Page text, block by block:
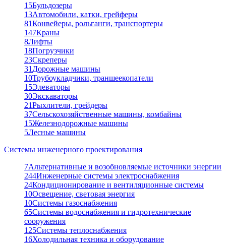
15Бульдозеры
13Автомобили, катки, грейферы
81Конвейеры, рольганги, транспортеры
147Краны
8Лифты
18Погрузчики
23Скреперы
31 Дорожные машины
10Трубоукладчики, траншеекопатели
15Элеваторы
30Экскаваторы
21Рыхлители, грейдеры
37Сельскохозяйственные машины, комбайны
15Железнодорожные машины
5Лесные машины
Системы инженерного проектирования
7Альтернативные и возобновляемые источники энергии
244Инженерные системы электроснабжения
24Кондиционирование и вентиляционные системы
10Освещение, световая энергия
10Системы газоснабжения
65Системы водоснабжения и гидротехнические
сооружения
125Системы теплоснабжения
16Холодильная техника и оборудование